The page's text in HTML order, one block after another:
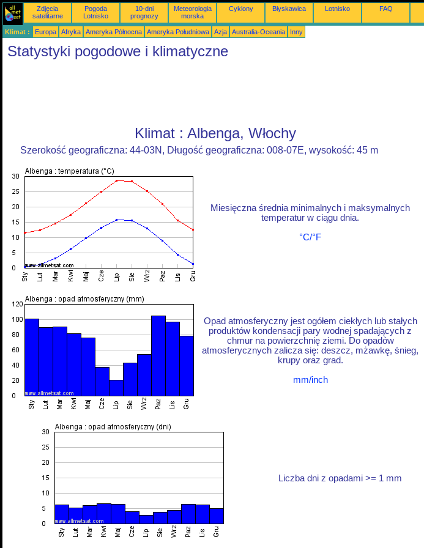
Zdjęcia
satelitarne
Pogoda
Lotnisko
10-dni
prognozy
Meteorologia
morska
Cyklony Błyskawica Lotnisko FAQ
Klimat : Europa Afryka Ameryka Północna Ameryka Południowa Azja Australia-Oceania Inny
Statystyki pogodowe i klimatyczne
Klimat : Albenga, Włochy
Szerokość geograficzna: 44-03N, Długość geograficzna: 008-07E, wysokość: 45 m
Miesięczna średnia minimalnych i maksymalnych
temperatur w ciągu dnia.
°C/°F
Opad atmosferyczny jest ogółem ciekłych lub stałych
produktów kondensacji pary wodnej spadających z
chmur na powierzchnię ziemi. Do opadów
atmosferycznych zalicza się: deszcz, mżawkę, śnieg,
krupy oraz grad.
mm/inch
Liczba dni z opadami >= 1 mm